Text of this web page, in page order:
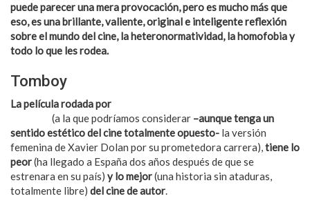
puede parecer una mera provocación, pero es mucho más que
eso, es una brillante, valiente, original e inteligente reflexión
sobre el mundo del cine, la heteronormatividad, la homofobia y
todo lo que les rodea.
Tomboy
La película rodada por
(a la que podríamos considerar –aunque tenga un
sentido estético del cine totalmente opuesto- la versión
femenina de Xavier Dolan por su prometedora carrera),tiene lo
peor(ha llegado a España dos años después de que se
estrenara en su país) y lo mejor(una historia sin ataduras,
totalmente libre) del cine de autor.